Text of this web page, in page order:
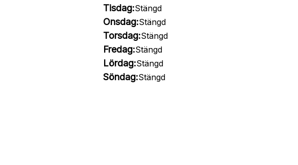
Tisdag:Stängd
Onsdag:Stängd
Torsdag:Stängd
Fredag:Stängd
Lördag:Stängd
Söndag:Stängd